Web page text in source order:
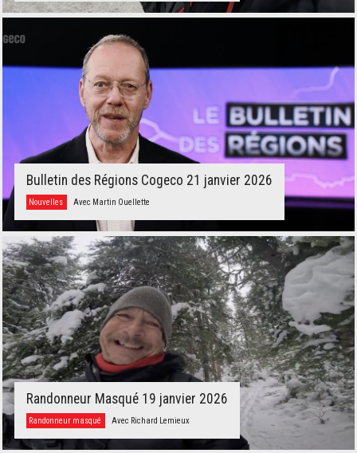
Bulletin des Régions Cogeco 21 janvier 2026
Nouvelles Avec Martin Ouellette
Randonneur Masqué 19 janvier 2026
Randonneur masqué Avec Richard Lemieux